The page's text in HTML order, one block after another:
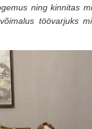
ning kinnitas
töövarjuks